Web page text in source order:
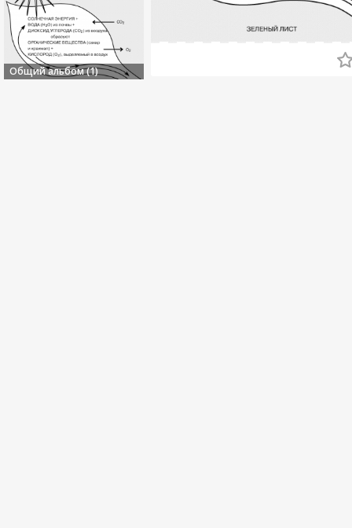
Общий альбом (1)